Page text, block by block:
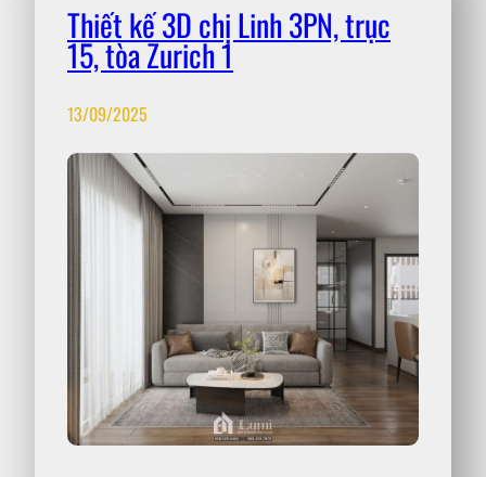
Thiết kế 3D chị Linh 3PN, trục
15, tòa Zurich 1
13/09/2025